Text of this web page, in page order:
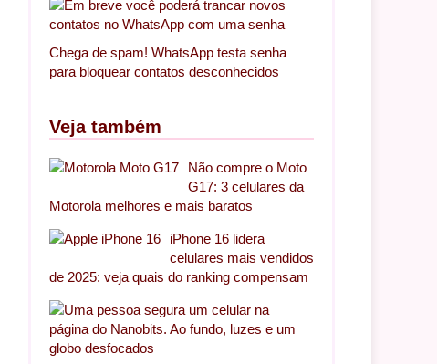
Chega de spam! WhatsApp testa senha
para bloquear contatos desconhecidos
Veja também
Não compre o Moto
G17: 3 celulares da
Motorola melhores e mais baratos
iPhone 16 lidera
celulares mais vendidos
de 2025: veja quais do ranking compensam